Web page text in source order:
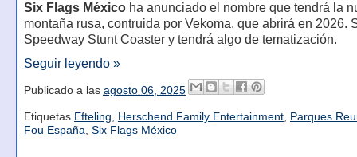
Six Flags Méxicoha anunciado el nombre que tendrá la
montaña rusa, contruida por Vekoma, que abrirá en 2026.
Speedway Stunt Coaster y tendrá algo de tematización.
Seguir leyendo »
Publicado a las agosto 06, 2025
Etiquetas Efteling, Herschend Family Entertainment, Parques
Fou España, Six Flags México